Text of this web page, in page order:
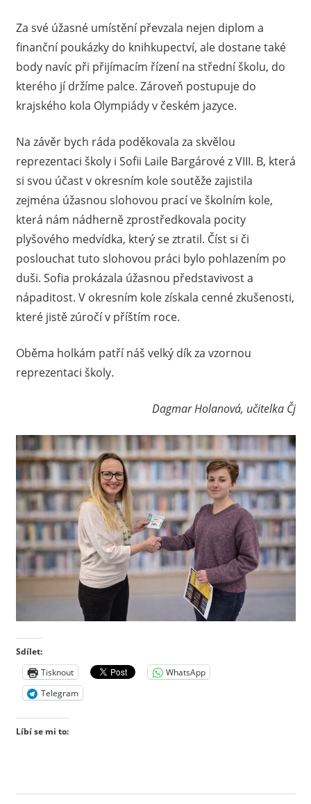
Za své úžasné umístění převzala nejen diplom a
finanční poukázky do knihkupectví, ale dostane také
body navíc při přijímacím řízení na střední školu, do
kterého jí držíme palce. Zároveň postupuje do
krajského kola Olympiády v českém jazyce.
Na závěr bych ráda poděkovala za skvělou
reprezentaci školy i Sofii Laile Bargárové z VIII. B, která
si svou účast v okresním kole soutěže zajistila
zejména úžasnou slohovou prací ve školním kole,
která nám nádherně zprostředkovala pocity
plyšového medvídka, který se ztratil. Číst si či
poslouchat tuto slohovou práci bylo pohlazením po
duši. Sofia prokázala úžasnou představivost a
nápaditost. V okresním kole získala cenné zkušenosti,
které jistě zúročí v příštím roce.
Oběma holkám patří náš velký dík za vzornou
reprezentaci školy.
Dagmar Holanová, učitelka Čj
Sdílet:
Tisknout
WhatsApp
Telegram
Líbí se mi to: